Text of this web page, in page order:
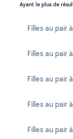
Ayant le plus de
Filles au pair
Filles au pair
Filles au pair
Filles au pair
Filles au pair